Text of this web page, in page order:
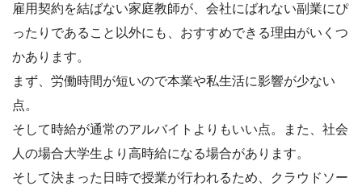
雇用契約を結ばない家庭教師が、会社にばれない副業にぴ
ったりであること以外にも、おすすめできる理由がいくつ
かあります。
まず、 労働時間が短いので本業や私生活に影響が少ない
点。
そして時給が通常のアルバイトよりもいい点。また、社会
人の場合大学生より高時給になる場合があります。
そして決まった日時で授業が行われるため、クラウドソー